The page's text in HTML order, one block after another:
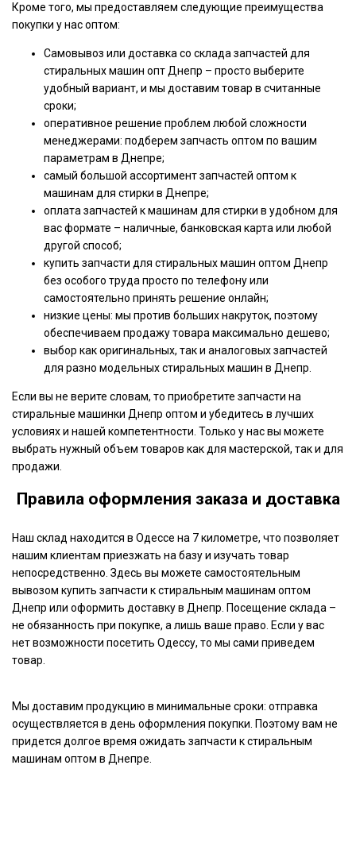
Кроме того, мы предоставляем следующие преимущества
покупки у нас оптом:
Самовывоз или доставка со склада запчастей для
стиральных машин опт Днепр – просто выберите
удобный вариант, и мы доставим товар в считанные
сроки;
оперативное решение проблем любой сложности
менеджерами: подберем запчасть оптом по вашим
параметрам в Днепре;
самый большой ассортимент запчастей оптом к
машинам для стирки в Днепре;
оплата запчастей к машинам для стирки в удобном для
вас формате – наличные, банковская карта или любой
другой способ;
купить запчасти для стиральных машин оптом Днепр
без особого труда просто по телефону или
самостоятельно принять решение онлайн;
низкие цены: мы против больших накруток, поэтому
обеспечиваем продажу товара максимально дешево;
выбор как оригинальных, так и аналоговых запчастей
для разно модельных стиральных машин в Днепр.
Если вы не верите словам, то приобретите запчасти на
стиральные машинки Днепр оптом и убедитесь в лучших
условиях и нашей компетентности. Только у нас вы можете
выбрать нужный объем товаров как для мастерской, так и для
продажи.
Правила оформления заказа и доставка
Наш склад находится в Одессе на 7 километре, что позволяет
нашим клиентам приезжать на базу и изучать товар
непосредственно. Здесь вы можете самостоятельным
вывозом купить запчасти к стиральным машинам оптом
Днепр или оформить доставку в Днепр. Посещение склада –
не обязанность при покупке, а лишь ваше право. Если у вас
нет возможности посетить Одессу, то мы сами приведем
товар.
Мы доставим продукцию в минимальные сроки: отправка
осуществляется в день оформления покупки. Поэтому вам не
придется долгое время ожидать запчасти к стиральным
машинам оптом в Днепре.